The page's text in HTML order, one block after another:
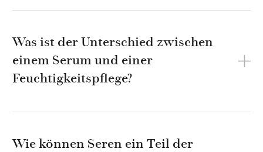
Was ist der Unterschied zwischen
einem Serum und einer
Feuchtigkeitspflege?
Wie können Seren ein Teil der